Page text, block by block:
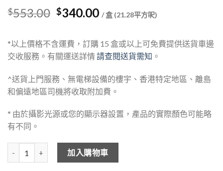
$553.00 Original
$553.00.
$340.00Current
$340.00.
/ 盒 (21.28平方呎)
*以上價格不含運費，訂購 15 盒或以上可免費提供送貨車邊
交收服務。有關運送詳情請查閱送貨需知 。
^送貨上門服務、無電梯設備的樓宇、香港特定地區、離島
和偏遠地區司機將收取附加費。
* 由於攝影光源或您的顯示器設置，產品的實際顏色可能略
有不同。
MADEKOR 木紋石塑地板 3683-1 數量
加入購物車